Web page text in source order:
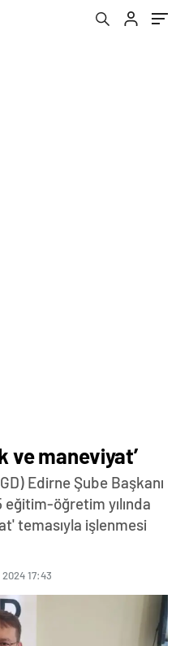
ve maneviyat’
Edirne Şube Başkanı
öğretim yılında
temasıyla işlenmesi
2024 17:43